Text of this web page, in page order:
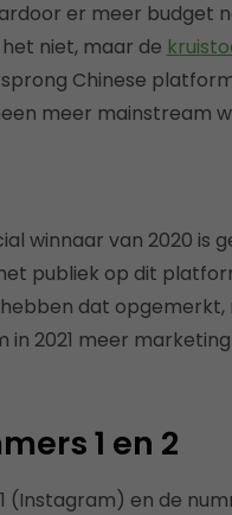
er meer budget
niet, maar de
Chinese
meer mainstream
winnaar van 2020 is
publiek op dit
dat
2021 meer
1 en 2
(Instagram) en de